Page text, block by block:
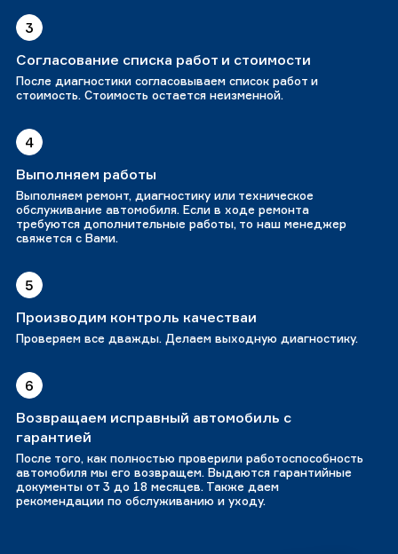
3
Согласование списка работ и стоимости
После диагностики согласовываем список работ и
стоимость. Стоимость остается неизменной.
4
Выполняем работы
Выполняем ремонт, диагностику или техническое
обслуживание автомобиля. Если в ходе ремонта
требуются дополнительные работы, то наш менеджер
свяжется с Вами.
5
Производим контроль качестваи
Проверяем все дважды. Делаем выходную диагностику.
6
Возвращаем исправный автомобиль с
гарантией
После того, как полностью проверили работоспособность
автомобиля мы его возвращем. Выдаются гарантийные
документы от 3 до 18 месяцев. Также даем
рекомендации по обслуживанию и уходу.